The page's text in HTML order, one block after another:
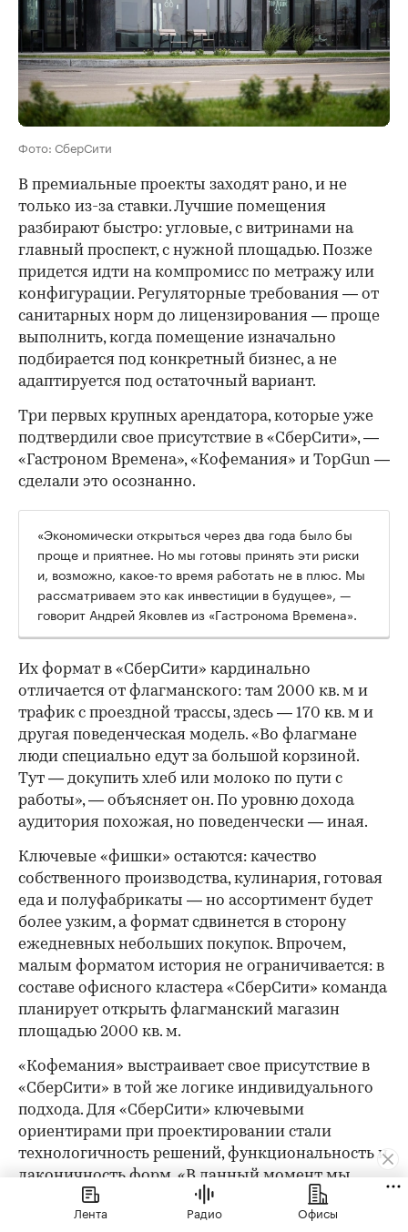
Фото: СберСити
В премиальные проекты заходят рано, и не
только из-за ставки. Лучшие помещения
разбирают быстро: угловые, с витринами на
главный проспект, с нужной площадью. Позже
придется идти на компромисс по метражу или
конфигурации. Регуляторные требования — от
санитарных норм до лицензирования — проще
выполнить, когда помещение изначально
подбирается под конкретный бизнес, а не
адаптируется под остаточный вариант.
Три первых крупных арендатора, которые уже
подтвердили свое присутствие в «СберСити», —
«Гастроном Времена», «Кофемания» и TopGun —
сделали это осознанно.
«Экономически открыться через два года было бы
проще и приятнее. Но мы готовы принять эти риски
и, возможно, какое-то время работать не в плюс. Мы
рассматриваем это как инвестиции в будущее», —
говорит Андрей Яковлев из «Гастронома Времена».
Их формат в «СберСити» кардинально
отличается от флагманского: там 2000 кв. м и
трафик с проездной трассы, здесь — 170 кв. м и
другая поведенческая модель. «Во флагмане
люди специально едут за большой корзиной.
Тут — докупить хлеб или молоко по пути с
работы», — объясняет он. По уровню дохода
аудитория похожая, но поведенчески — иная.
Ключевые «фишки» остаются: качество
собственного производства, кулинария, готовая
еда и полуфабрикаты — но ассортимент будет
более узким, а формат сдвинется в сторону
ежедневных небольших покупок. Впрочем,
малым форматом история не ограничивается: в
составе офисного кластера «СберСити» команда
планирует открыть флагманский магазин
площадью 2000 кв. м.
«Кофемания» выстраивает свое присутствие в
«СберСити» в той же логике индивидуального
подхода. Для «СберСити» ключевыми
ориентирами при проектировании стали
технологичность решений, функциональность и
лаконичность форм. «В данный момент мы
разрабатываем стратегию интеграции
искусственного интеллекта GigaChat, так как
Лента Радио Офисы